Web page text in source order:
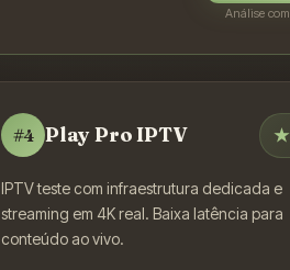
Análise
#4 Play Pro IPTV ★
IPTV teste com infraestrutura dedicada e
streaming em 4K real. Baixa latência para
conteúdo ao vivo.